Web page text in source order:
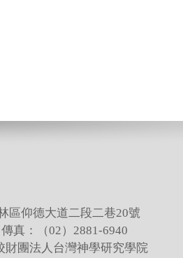
區仰德大道二段二巷20號
真：（02）2881-6940
團法人台灣神學研究學院